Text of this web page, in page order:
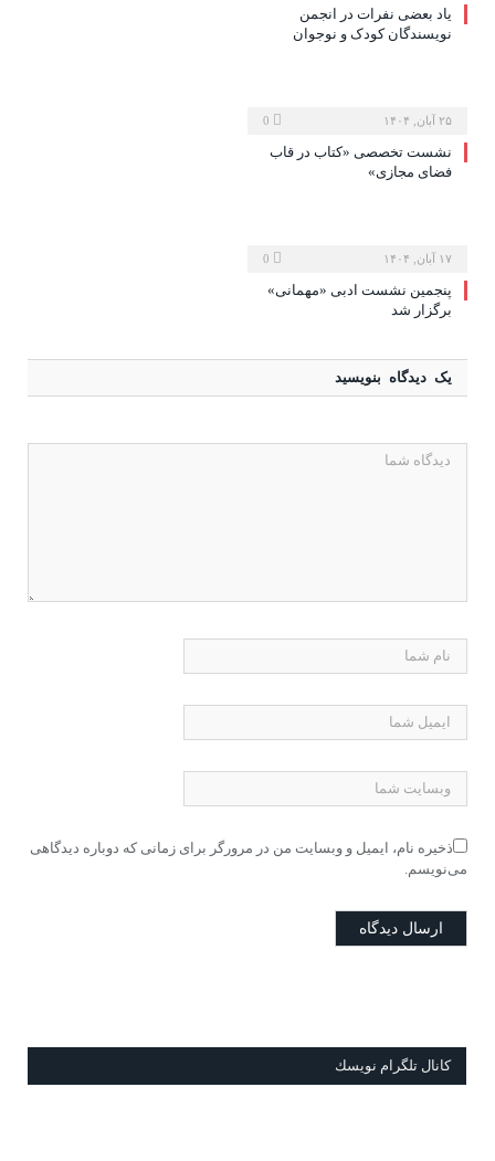
یاد بعضی نفرات در انجمن
نویسندگان کودک و نوجوان
۲۵ آبان, ۱۴۰۴
نشست تخصصی «کتاب در قاب
فضای مجازی»
۱۷ آبان, ۱۴۰۴
پنجمین نشست ادبی «مهمانی»
برگزار شد
یک دیدگاه بنویسید
ذخیره نام، ایمیل و وبسایت من در مرورگر برای زمانی که دوباره دیدگاهی
می‌نویسم.
كانال تلگرام نويسك